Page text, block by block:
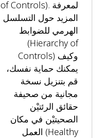
of Controls). لمعرفة
المزيد حول التسلسل
الهرمي للضوابط
(Hierarchy of
Controls) وكيف
يمكنك حماية نفسك،
قم بتنزيل نسخة
مجانية من صحيفة
حقائق الرئتيْن
الصحيتيْن في مكان
العمل (Healthy